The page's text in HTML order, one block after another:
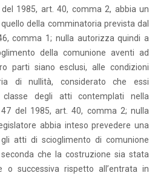
1985, art. 40, comma 2, abbia un
della comminatoria prevista dal
comma 1; nulla autorizza quindi a
della comunione aventi ad
parti siano esclusi, alle condizioni
di nullità, considerato che essi
degli atti contemplati nella
del 1985, art. 40, comma 2; nulla
abbia inteso prevedere una
atti di scioglimento di comunione
che la costruzione sia stata
successiva rispetto all’entrata in